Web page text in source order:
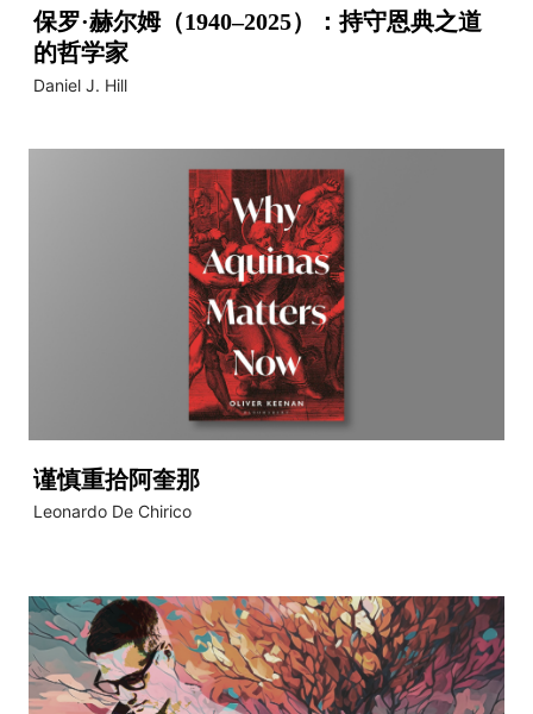
保罗·赫尔姆（1940–2025）：持守恩典之道
的哲学家
Daniel J. Hill
谨慎重拾阿奎那
Leonardo De Chirico